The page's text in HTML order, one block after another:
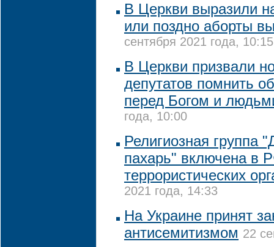
В Церкви выразили
или поздно аборты
сентября 2021 года, 10:15
В Церкви призвали
депутатов помнить
перед Богом и
года, 10:00
Религиозная группа
пахарь" включена в
террористических
2021 года, 14:33
На Украине принят
антисемитизмом 22